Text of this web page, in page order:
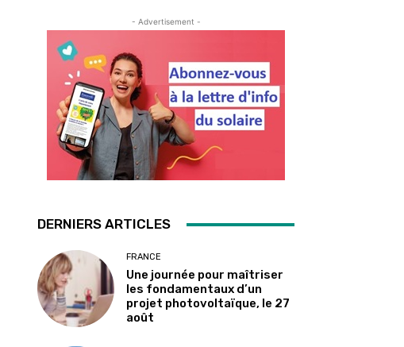
- Advertisement -
DERNIERS ARTICLES
FRANCE
Une journée pour maîtriser
les fondamentaux d’un
projet photovoltaïque, le 27
août